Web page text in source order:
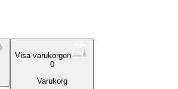
Visa varukorgen
0
Varukorg